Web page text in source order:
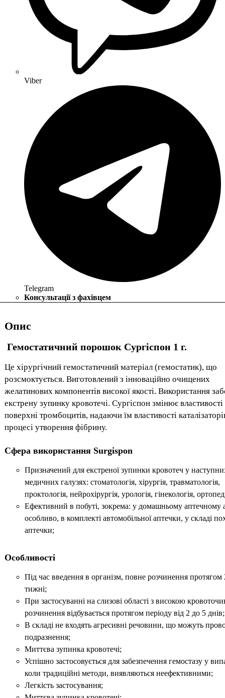
Viber
Telegram
Консультації з фахівцем
Опис
Гемостатичний порошок Сургіспон 1 г.
Це хірургічний гемостатичний матеріал (гемостатик), що
розсмоктується. Виготовлений з інноваційно очищених
желатинових компонентів високої якості. Використання
екстрену зупинку кровотечі. Сургіспон змінює властивості
поверхні тромбоцитів, надаючи їм властивості
процесі утворення фібрину.
Сфера використання Surgispon
Призначений для екстреної зупинки кровотеч у
медичних галузях: стоматологія, хірургія, травматологія,
проктологія, нейрохірургія, урологія, гінекологія,
Ефективний в побуті, зокрема: у домашньому аптечному
особливо, в комплекті автомобільної аптечки, у складі
аптечки;
Особливості
Під час введення в організм, повне розчинення протягом
тижні;
При застосуванні на слизові області з високою
розчинення відбувається протягом періоду від 2 до 5 днів;
В складі не входять агресивні речовини, що можуть
подразнення;
Миттєва зупинка кровотечі;
Успішно застосовується для забезпечення гемостазу у
коли традиційні методи, виявляються неефективними;
Легкість застосування;